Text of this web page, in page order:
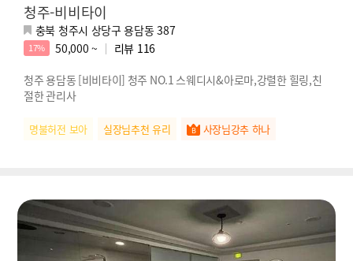
청주-비비타이
충북 청주시 상당구 용담동 387
17% 50,000 ~ 리뷰 116
청주 용담동 [비비타이] 청주 NO.1 스웨디시&아로마,강렬한 힐링,친
절한 관리사
명불허전 보아 실장님추천 유리 사장님강추 하나